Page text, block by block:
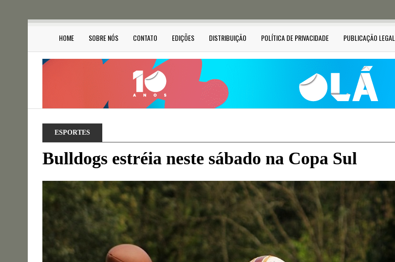
HOME SOBRE NÓS CONTATO EDIÇÕES DISTRIBUIÇÃO POLÍTICA DE PRIVACIDADE PUBLICAÇÃO LEGAL
ESPORTES
Bulldogs estréia neste sábado na Copa Sul